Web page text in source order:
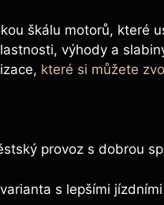
škálu motorů, které
výhody a
které si můžete
provoz s dobrou
s lepšími